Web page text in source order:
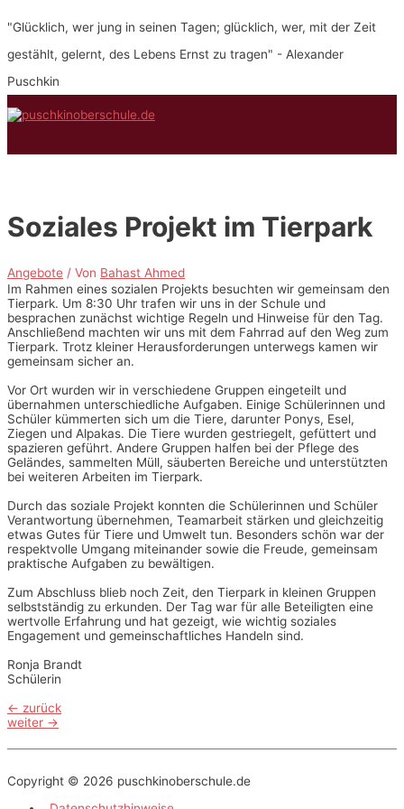
Inhalt
"Glücklich, wer jung in seinen Tagen; glücklich, wer, mit der Zeit
gestählt, gelernt, des Lebens Ernst zu tragen" - Alexander
Puschkin
Soziales Projekt im Tierpark
Angebote / Von Bahast Ahmed
Im Rahmen eines sozialen Projekts besuchten wir gemeinsam den
Tierpark. Um 8:30 Uhr trafen wir uns in der Schule und
besprachen zunächst wichtige Regeln und Hinweise für den Tag.
Anschließend machten wir uns mit dem Fahrrad auf den Weg zum
Tierpark. Trotz kleiner Herausforderungen unterwegs kamen wir
gemeinsam sicher an.
Vor Ort wurden wir in verschiedene Gruppen eingeteilt und
übernahmen unterschiedliche Aufgaben. Einige Schülerinnen und
Schüler kümmerten sich um die Tiere, darunter Ponys, Esel,
Ziegen und Alpakas. Die Tiere wurden gestriegelt, gefüttert und
spazieren geführt. Andere Gruppen halfen bei der Pflege des
Geländes, sammelten Müll, säuberten Bereiche und unterstützten
bei weiteren Arbeiten im Tierpark.
Durch das soziale Projekt konnten die Schülerinnen und Schüler
Verantwortung übernehmen, Teamarbeit stärken und gleichzeitig
etwas Gutes für Tiere und Umwelt tun. Besonders schön war der
respektvolle Umgang miteinander sowie die Freude, gemeinsam
praktische Aufgaben zu bewältigen.
Zum Abschluss blieb noch Zeit, den Tierpark in kleinen Gruppen
selbstständig zu erkunden. Der Tag war für alle Beteiligten eine
wertvolle Erfahrung und hat gezeigt, wie wichtig soziales
Engagement und gemeinschaftliches Handeln sind.
Ronja Brandt
Schülerin
Beitragsnavigation
← zurück
weiter →
Copyright © 2026 puschkinoberschule.de